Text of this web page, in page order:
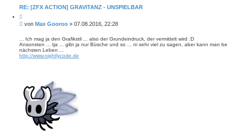
t
t
t
e
n
v
G
o
RE: [ZFX ACTION] GRAVITANZ - UNSPIELBAR
i
t
r
e
n
B
t
r
a
von Max Gooroo » 07.08.2016, 22:28
... Ich mag ja den Grafikstil ... also der Grundeindruck, der vermittelt wird :D
Ansonsten ... tja ... gibt ja nur Büsche und so ... ni sehr viel zu sagen, aber kann man
nächsten Leben ...
http://www.nightlycode.de